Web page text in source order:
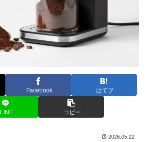
Facebook はてブ
LINE コピー
2026.05.22